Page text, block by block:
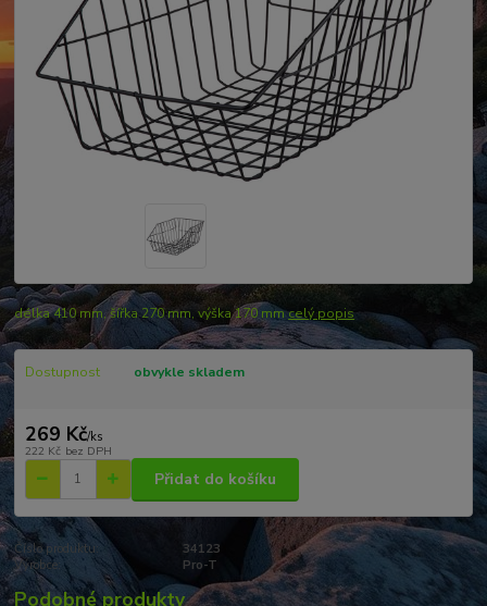
délka 410 mm, šířka 270 mm, výška 170 mmcelý popis
Dostupnost obvykle skladem
269 Kč/ks
222 Kč bez DPH
Přidat do košíku
Číslo produktu:
34123
Výrobce:
Pro-T
Podobné produkty